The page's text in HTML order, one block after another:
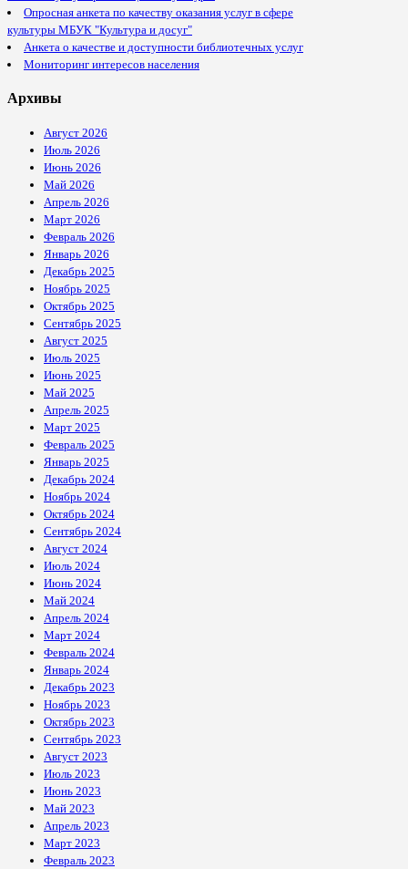
Опросная анкета по качеству оказания услуг в сфере
культуры МБУК "Культура и досуг"
Анкета о качестве и доступности библиотечных услуг
Мониторинг интересов населения
Архивы
Август 2026
Июль 2026
Июнь 2026
Май 2026
Апрель 2026
Март 2026
Февраль 2026
Январь 2026
Декабрь 2025
Ноябрь 2025
Октябрь 2025
Сентябрь 2025
Август 2025
Июль 2025
Июнь 2025
Май 2025
Апрель 2025
Март 2025
Февраль 2025
Январь 2025
Декабрь 2024
Ноябрь 2024
Октябрь 2024
Сентябрь 2024
Август 2024
Июль 2024
Июнь 2024
Май 2024
Апрель 2024
Март 2024
Февраль 2024
Январь 2024
Декабрь 2023
Ноябрь 2023
Октябрь 2023
Сентябрь 2023
Август 2023
Июль 2023
Июнь 2023
Май 2023
Апрель 2023
Март 2023
Февраль 2023